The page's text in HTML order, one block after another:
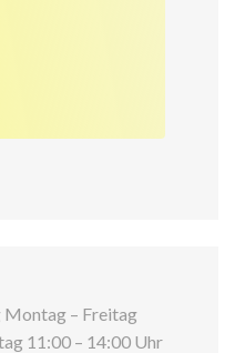
– Freitag
11:00 – 14:00 Uhr